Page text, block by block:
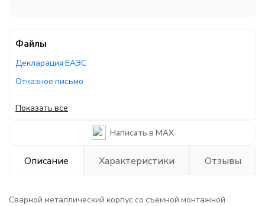
Файлы
Декларация ЕАЭС
Отказное письмо
Руководство по эксплуатации
Показать все
Написать в MAX
Описание Характеристики Отзывы
Сварной металлический корпус со съемной монтажной